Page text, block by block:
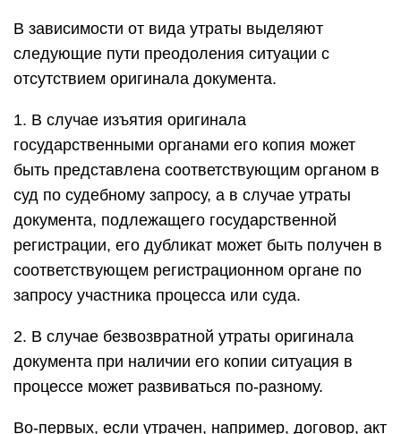
В зависимости от вида утраты выделяют
следующие пути преодоления ситуации с
отсутствием оригинала документа.
1. В случае изъятия оригинала
государственными органами его копия может
быть представлена соответствующим органом в
суд по судебному запросу, а в случае утраты
документа, подлежащего государственной
регистрации, его дубликат может быть получен в
соответствующем регистрационном органе по
запросу участника процесса или суда.
2. В случае безвозвратной утраты оригинала
документа при наличии его копии ситуация в
процессе может развиваться по-разному.
Во-первых, если утрачен, например, договор, акт